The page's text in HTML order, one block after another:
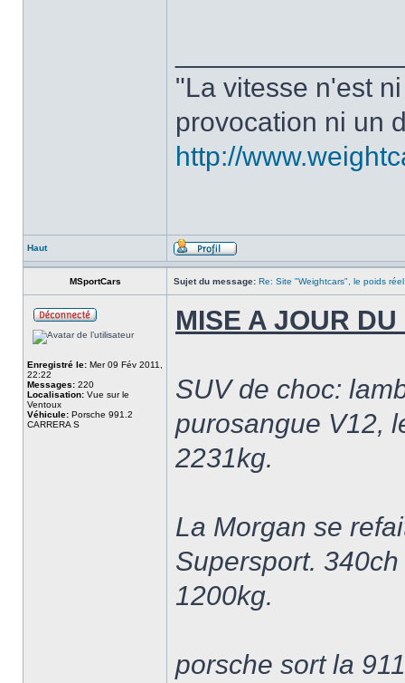
"La vitesse n'est
provocation ni un
http://
Haut
MSportCars Sujet du message: Re: Site "Weightcars", le poids
Enregistré le: Mer 09 Fév 2011,
22:22
Messages: 220
Localisation: Vue sur le
Ventoux
Véhicule: Porsche 991.2
CARRERA S
MISE A JOUR
SUV de choc:
purosangue V12,
2231kg.
La Morgan se
Supersport.
1200kg.
porsche sort la